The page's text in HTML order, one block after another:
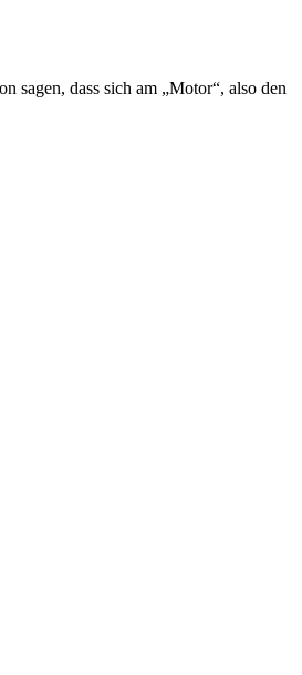
sagen, dass sich am „Motor“, also den